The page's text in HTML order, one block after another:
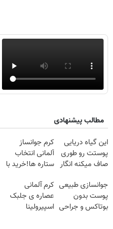
مطالب پیشنهادی
این گیاه دریایی
پوستت رو طوری
صاف میکنه انگار
شدی🔥
کرم جوانساز
آلمانی انتخاب
ستاره ها!خرید با
جوانسازی طبیعی
پوست بدون
بوتاکس و جراحی
کرم آلمانی
عصاره ی جلبک
اسپیرولینا